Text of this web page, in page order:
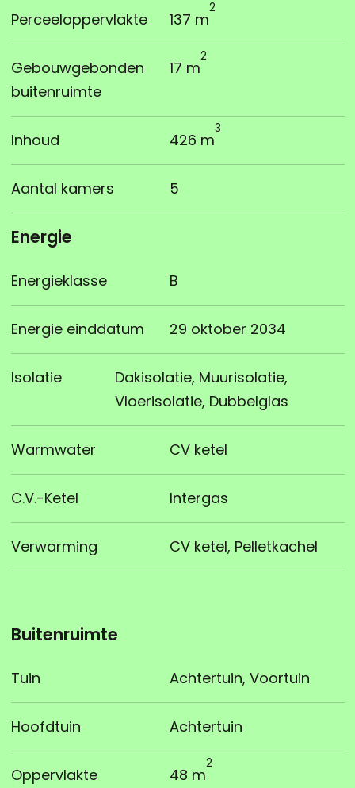
Perceeloppervlakte 137 m
2
Gebouwgebonden
buitenruimte
17 m
2
Inhoud 426 m
3
Aantal kamers 5
Energie
Energieklasse B
Energie einddatum 29 oktober 2034
Isolatie
Dakisolatie, Muurisolatie,
Vloerisolatie, Dubbelglas
Warmwater CV ketel
C.V.-Ketel Intergas
Verwarming CV ketel, Pelletkachel
Buitenruimte
Tuin Achtertuin, Voortuin
Hoofdtuin Achtertuin
Oppervlakte
48 m
2